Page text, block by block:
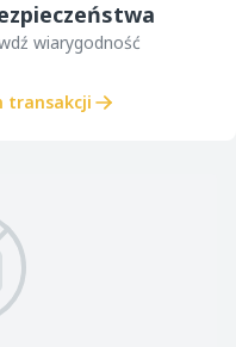
wiarygodność
transakcji